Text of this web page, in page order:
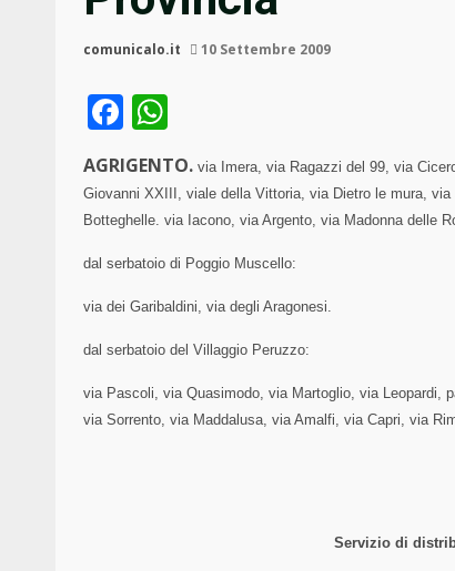
comunicalo.it 10 Settembre 2009
Facebook
AGRIGENTO. via Imera, via Ragazzi del 99, via
Giovanni XXIII, viale della Vittoria, via Dietro le mura,
Botteghelle. via Iacono, via Argento, via Madonna delle
dal serbatoio di Poggio Muscello:
via dei Garibaldini, via degli Aragonesi.
dal serbatoio del Villaggio Peruzzo:
via Pascoli, via Quasimodo, via Martoglio, via Leopardi,
via Sorrento, via Maddalusa, via Amalfi, via Capri, via
Servizio di